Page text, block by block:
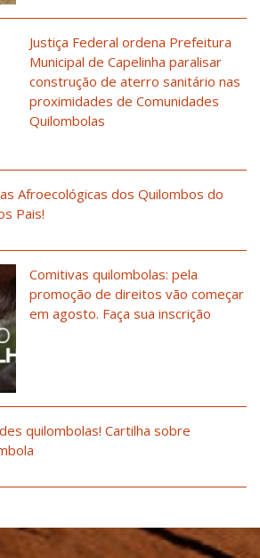
Justiça Federal ordena Prefeitura
Municipal de Capelinha paralisar
construção de aterro sanitário nas
proximidades de Comunidades
Quilombolas
Afroecológicas dos Quilombos do
Pais!
Comitivas quilombolas: pela
promoção de direitos vão começar
em agosto. Faça sua inscrição
quilombolas! Cartilha sobre